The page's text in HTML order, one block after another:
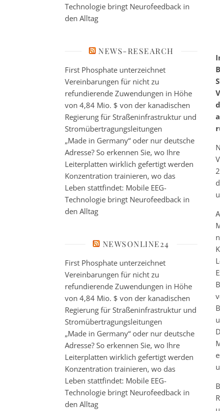
Technologie bringt Neurofeedback in
den Alltag
NEWS-RESEARCH
First Phosphate unterzeichnet
Vereinbarungen für nicht zu
refundierende Zuwendungen in Höhe
von 4,84 Mio. $ von der kanadischen
Regierung für Straßeninfrastruktur und
Stromübertragungsleitungen
„Made in Germany“ oder nur deutsche
Adresse? So erkennen Sie, wo Ihre
Leiterplatten wirklich gefertigt werden
Konzentration trainieren, wo das
Leben stattfindet: Mobile EEG-
Technologie bringt Neurofeedback in
den Alltag
NEWSONLINE24
First Phosphate unterzeichnet
Vereinbarungen für nicht zu
refundierende Zuwendungen in Höhe
von 4,84 Mio. $ von der kanadischen
Regierung für Straßeninfrastruktur und
Stromübertragungsleitungen
„Made in Germany“ oder nur deutsche
Adresse? So erkennen Sie, wo Ihre
Leiterplatten wirklich gefertigt werden
Konzentration trainieren, wo das
Leben stattfindet: Mobile EEG-
Technologie bringt Neurofeedback in
den Alltag